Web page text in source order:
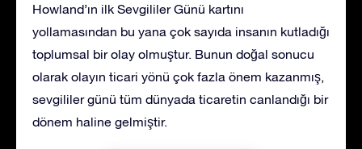
Howland’ın ilk Sevgililer Günü kartını
yollamasından bu yana çok sayıda insanın kutladığı
toplumsal bir olay olmuştur. Bunun doğal sonucu
olarak olayın ticari yönü çok fazla önem kazanmış,
sevgililer günü tüm dünyada ticaretin canlandığı bir
dönem haline gelmiştir.